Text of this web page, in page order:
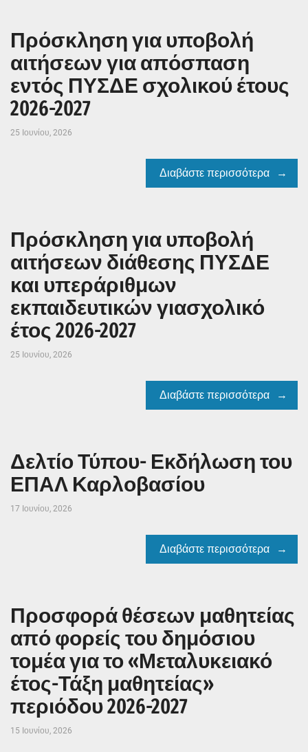
Πρόσκληση για υποβολή
αιτήσεων για απόσπαση
εντός ΠΥΣΔΕ σχολικού έτους
2026-2027
25 Ιουνίου, 2026
Διαβάστε περισσότερα
Πρόσκληση για υποβολή
αιτήσεων διάθεσης ΠΥΣΔΕ
και υπεράριθμων
εκπαιδευτικών γιασχολικό
έτος 2026-2027
25 Ιουνίου, 2026
Διαβάστε περισσότερα
Δελτίο Τύπου- Εκδήλωση του
ΕΠΑΛ Καρλοβασίου
17 Ιουνίου, 2026
Διαβάστε περισσότερα
Προσφορά θέσεων μαθητείας
από φορείς του δημόσιου
τομέα για το «Μεταλυκειακό
έτος-Τάξη μαθητείας»
περιόδου 2026-2027
15 Ιουνίου, 2026